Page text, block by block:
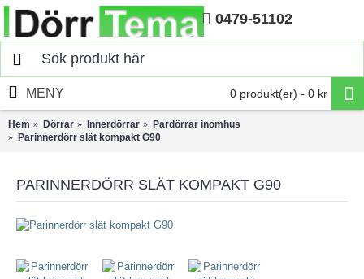
Hem 0479-51102
0 produkt(er) - 0 kr
MENY
Hem Dörrar Innerdörrar
Pardörrar inomhus
Parinnerdörr slät kompakt G90
PARINNERDÖRR SLÄT KOMPAKT G90